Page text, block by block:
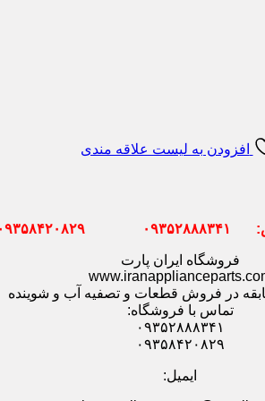
افزودن به لیست علاقه مندی
فروشگاه ایران پارت
در فروش قطعات و تصفیه آب و شوینده
تماس با فروشگاه:
۰۹۳۵۲۸۸۸۳۴۱
۰۹۳۵۸۴۲۰۸۲۹
ایمیل: